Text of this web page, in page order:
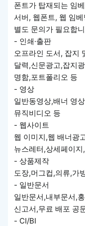
폰트가 탑재되는 임
서버, 웹폰트, 웹 임
별도 문의가 필요합
- 인쇄·출판
오프라인 도서, 잡지
달력,신문광고,잡지
명함,포트폴리오 등
- 영상
일반동영상,배너 영
뮤직비디오 등
- 웹사이트
웹 이미지,웹 배너광
뉴스레터,상세페이
- 상품제작
도장,머그컵,의류,가
- 일반문서
일반문서,내부문서,
신고서,무료 배포 공
- CI/BI